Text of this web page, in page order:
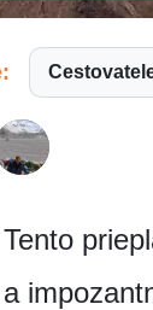
Tento
a